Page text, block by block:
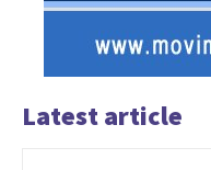
Latest article